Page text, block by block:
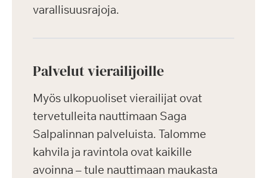
varallisuusrajoja.
Palvelut vierailijoille
Myös ulkopuoliset vierailijat ovat
tervetulleita nauttimaan Saga
Salpalinnan palveluista. Talomme
kahvila ja ravintola ovat kaikille
avoinna – tule nauttimaan maukasta